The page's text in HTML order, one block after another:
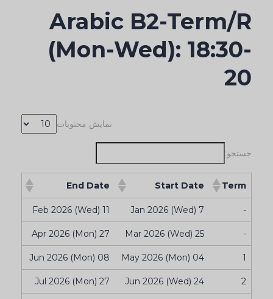
Arabic B2-Term/R
(Mon-Wed): 18:30-
20
نمایش محتویات
جستجو:
Term
Start Date
End Date
-
7 Jan 2026 (Wed)
11 Feb 2026 (Wed)
-
25 Mar 2026 (Wed)
27 Apr 2026 (Mon)
1
04 May 2026 (Mon)
08 Jun 2026 (Mon)
2
24 Jun 2026 (Wed)
27 Jul 2026 (Mon)